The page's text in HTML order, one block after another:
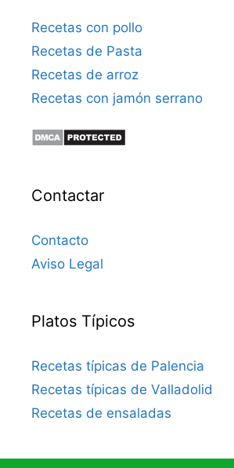
Recetas con pollo
Recetas de Pasta
Recetas de arroz
Recetas con jamón serrano
Contactar
Contacto
Aviso Legal
Platos Típicos
Recetas típicas de Palencia
Recetas típicas de Valladolid
Recetas de ensaladas